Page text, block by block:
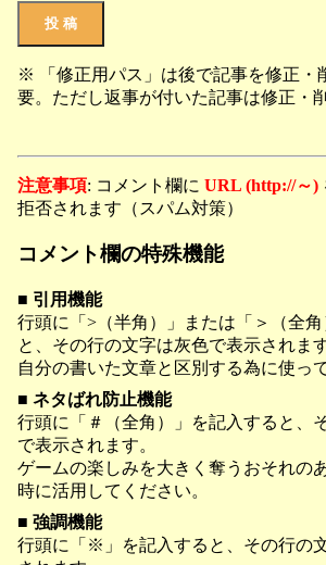
※ 「修正用パス」は後で記事を修正・
要。ただし返事が付いた記事は修正・
注意事項: コメント欄に URL (http://～)
拒否されます（スパム対策）
コメント欄の特殊機能
■ 引用機能
行頭に「>（半角）」または「＞（全
と、その行の文字は灰色で表示されます
自分の書いた文章と区別する為に使っ
■ ネタばれ防止機能
行頭に「＃（全角）」を記入すると、
で表示されます。
ゲームの楽しみを大きく奪うおそれの
時に活用してください。
■ 強調機能
行頭に「※」を記入すると、その行の